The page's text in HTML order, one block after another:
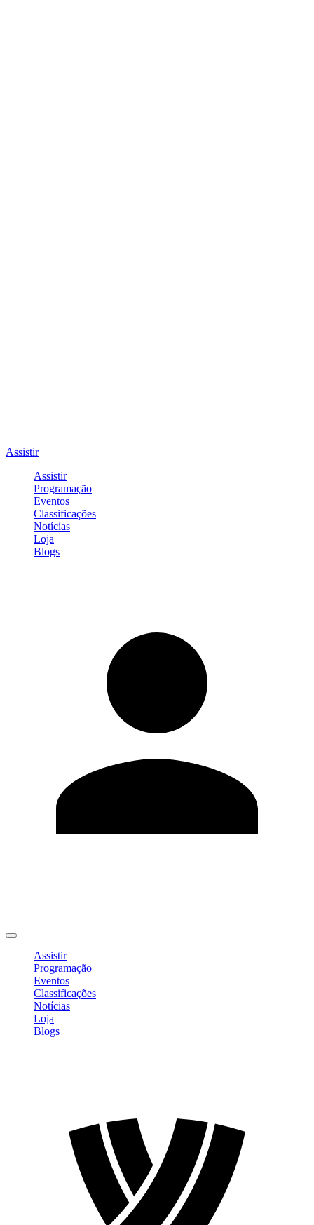
Assistir
Assistir
Programação
Eventos
Classificações
Notícias
Loja
Blogs
Assistir
Programação
Eventos
Classificações
Notícias
Loja
Blogs